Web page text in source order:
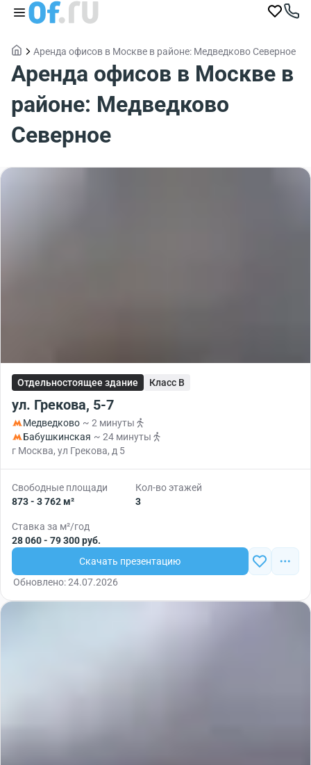
Аренда офисов в Москве в районе: Медведково Северное
Аренда офисов в Москве в
районе: Медведково
Северное
Отдельностоящее здание Класс B
ул. Грекова, 5-7
Медведково ~ 2 минуты
Бабушкинская ~ 24 минуты
г Москва, ул Грекова, д 5
Свободные площади
873 - 3 762 м²
Кол-во этажей
3
Ставка за м²/год
28 060 - 79 300 руб.
Скачать презентацию
Обновлено: 24.07.2026